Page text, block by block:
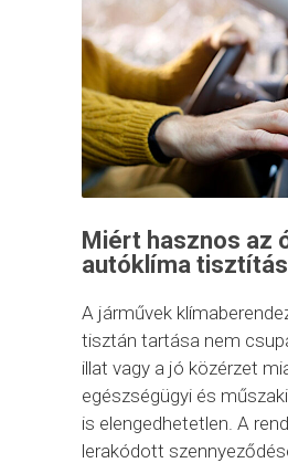
Miért hasznos az
autóklíma
A járművek
tisztán tartása nem
illat vagy a jó közérzet
egészségügyi és
is elengedhetetlen. A
lerakódott